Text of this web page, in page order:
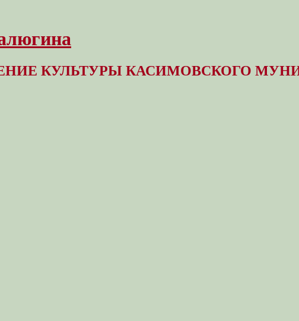
КУЛЬТУРЫ КАСИМОВСКОГО